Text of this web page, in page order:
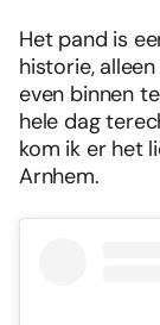
Het pand is
historie,
even binnen
hele dag
kom ik er het
Arnhem.